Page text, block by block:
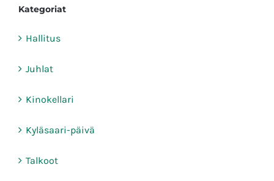
Kategoriat
Hallitus
Juhlat
Kinokellari
Kyläsaari-päivä
Talkoot